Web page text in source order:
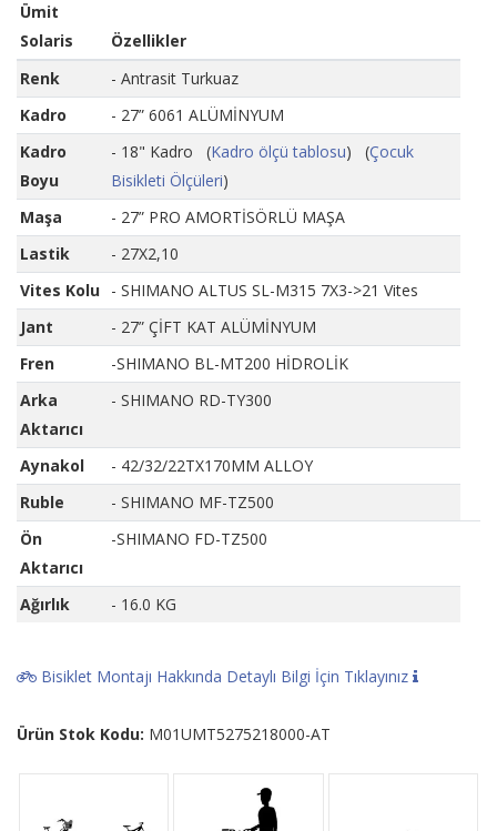
Ümit
Solaris
Özellikler
Renk
- Antrasit Turkuaz
Kadro
- 27” 6061 ALÜMİNYUM
Kadro
Boyu
- 18" Kadro (Kadro ölçü tablosu) (Çocuk
Bisikleti Ölçüleri)
Maşa
- 27” PRO AMORTİSÖRLÜ MAŞA
Lastik
- 27X2,10
Vites Kolu - SHIMANO ALTUS SL-M315 7X3->21 Vites
Jant
- 27” ÇİFT KAT ALÜMİNYUM
Fren
-SHIMANO BL-MT200 HİDROLİK
Arka
Aktarıcı
- SHIMANO RD-TY300
Aynakol
- 42/32/22TX170MM ALLOY
Ruble
- SHIMANO MF-TZ500
Ön
Aktarıcı
-SHIMANO FD-TZ500
Ağırlık - 16.0 KG
Bisiklet Montajı Hakkında Detaylı Bilgi İçin Tıklayınız
Ürün Stok Kodu: M01UMT5275218000-AT